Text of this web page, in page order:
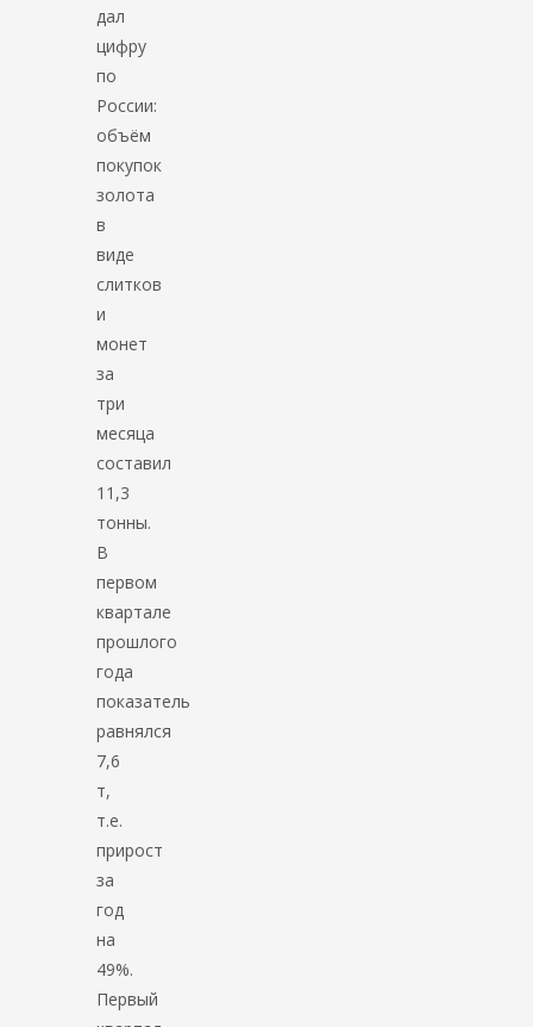
дал
цифру
по
России:
объём
покупок
золота
в
виде
слитков
и
монет
за
три
месяца
составил
11,3
тонны.
В
первом
квартале
прошлого
года
показатель
равнялся
7,6
т,
т.е.
прирост
за
год
на
49%.
Первый